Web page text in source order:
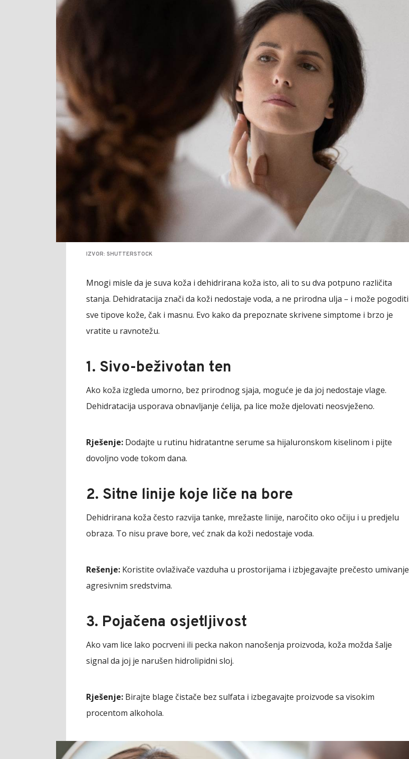
IZVOR: SHUTTERSTOCK
Mnogi misle da je suva koža i dehidrirana koža isto, ali to su dva potpuno različita
stanja. Dehidratacija znači da koži nedostaje voda, a ne prirodna ulja – i može pogoditi
sve tipove kože, čak i masnu. Evo kako da prepoznate skrivene simptome i brzo je
vratite u ravnotežu.
1. Sivo-beživotan ten
Ako koža izgleda umorno, bez prirodnog sjaja, moguće je da joj nedostaje vlage.
Dehidratacija usporava obnavljanje ćelija, pa lice može djelovati neosvježeno.
Rješenje: Dodajte u rutinu hidratantne serume sa hijaluronskom kiselinom i pijte
dovoljno vode tokom dana.
2. Sitne linije koje liče na bore
Dehidrirana koža često razvija tanke, mrežaste linije, naročito oko očiju i u predjelu
obraza. To nisu prave bore, već znak da koži nedostaje voda.
Rešenje: Koristite ovlaživače vazduha u prostorijama i izbjegavajte prečesto umivanje
agresivnim sredstvima.
3. Pojačena osjetljivost
Ako vam lice lako pocrveni ili pecka nakon nanošenja proizvoda, koža možda šalje
signal da joj je narušen hidrolipidni sloj.
Rješenje: Birajte blage čistače bez sulfata i izbegavajte proizvode sa visokim
procentom alkohola.